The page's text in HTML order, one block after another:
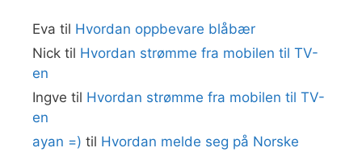
Eva til Hvordan oppbevare blåbær
Nick til Hvordan strømme fra mobilen til TV-
en
Ingve til Hvordan strømme fra mobilen til TV-
en
ayan =) til Hvordan melde seg på Norske